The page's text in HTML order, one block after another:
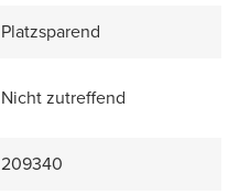
Platzsparend
Nicht zutreffend
209340